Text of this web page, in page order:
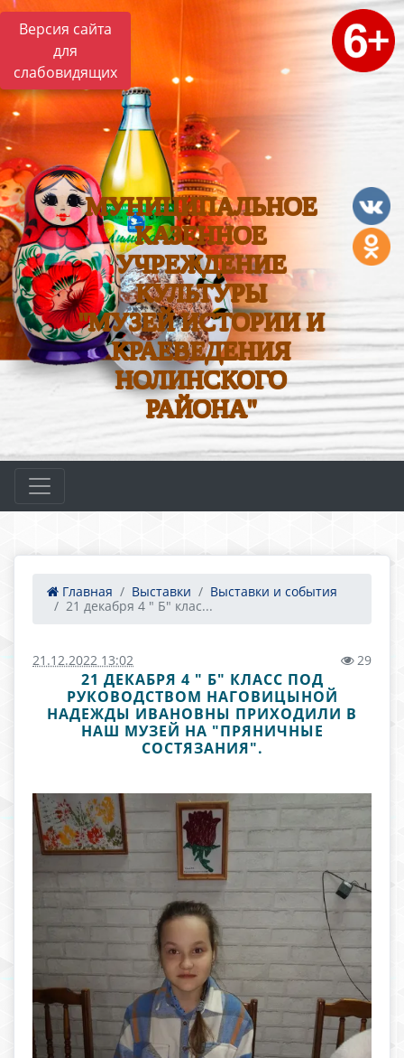
Версия сайта
для
слабовидящих
МУНИЦИПАЛЬНОЕ
КАЗЕННОЕ
УЧРЕЖДЕНИЕ
КУЛЬТУРЫ
"МУЗЕЙ ИСТОРИИ И
КРАЕВЕДЕНИЯ
НОЛИНСКОГО
РАЙОНА"
Главная Выставки
Выставки и события
21 декабря 4 " Б" клас...
21.12.2022 13:02 29
21 ДЕКАБРЯ 4 " Б" КЛАСС ПОД
РУКОВОДСТВОМ НАГОВИЦЫНОЙ
НАДЕЖДЫ ИВАНОВНЫ ПРИХОДИЛИ В
НАШ МУЗЕЙ НА "ПРЯНИЧНЫЕ
СОСТЯЗАНИЯ".